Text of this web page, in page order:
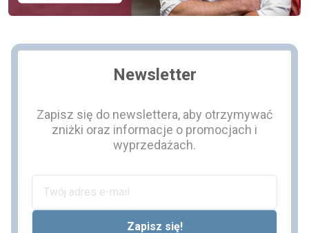
Newsletter
Zapisz się do newslettera, aby otrzymywać
zniżki oraz informacje o promocjach i
wyprzedażach.